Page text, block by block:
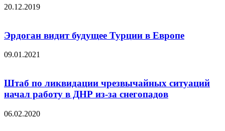
20.12.2019
Эрдоган видит будущее Турции в Европе
09.01.2021
Штаб по ликвидации чрезвычайных ситуаций
начал работу в ДНР из-за снегопадов
06.02.2020